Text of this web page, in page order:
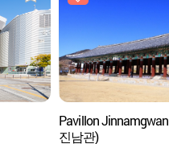
Pavillon
진남관)